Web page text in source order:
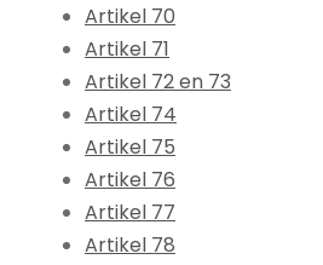
Artikel 70
Artikel 71
Artikel 72 en 73
Artikel 74
Artikel 75
Artikel 76
Artikel 77
Artikel 78